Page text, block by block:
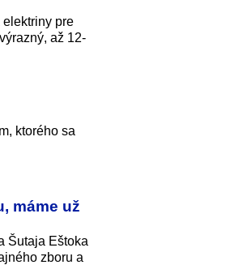
pre
až 12-
ktorého sa
máme už
Šutaja Eštoka
zboru a